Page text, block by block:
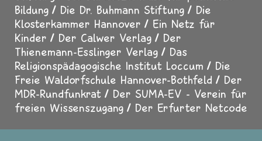
Bildung
Die Dr. Buhmann Stiftung
Die
Klosterkammer Hannover
Ein Netz für
Kinder
Der Calwer Verlag
Der
Thienemann-Esslinger Verlag
Das
Religionspädagogische Institut Loccum
Die
Freie Waldorfschule Hannover-Bothfeld
Der
MDR-Rundfunkrat
Der SUMA-EV - Verein für
freien Wissenszugang
Der Erfurter Netcode